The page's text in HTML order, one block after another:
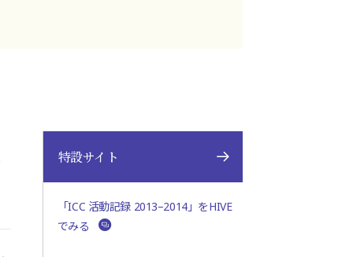
特設サイト
「ICC 活動記録 2013–2014」をHIVE
でみる